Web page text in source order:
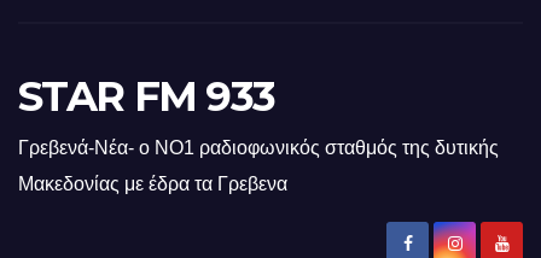
STAR FM 933
Γρεβενά-Νέα- ο ΝΟ1 ραδιοφωνικός σταθμός της δυτικής
Μακεδονίας με έδρα τα Γρεβενα